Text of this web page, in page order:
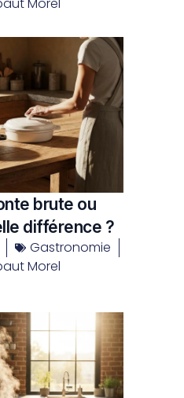
Morel
brute ou
différence ?
Gastronomie
Morel